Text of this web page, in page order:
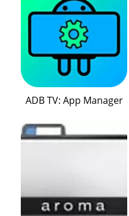
ADB TV: App Manager